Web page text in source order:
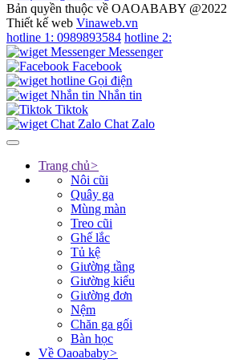
Bản quyền thuộc về OAOABABY @2022
Thiết kế web Vinaweb.vn
hotline 1: 0989893584 hotline 2:
Messenger
Facebook
Gọi điện
Nhắn tin
Tiktok
Chat Zalo
Trang chủ>
Nôi cũi
Quây ga
Mùng màn
Treo cũi
Ghế lắc
Tủ kệ
Giường tầng
Giường kiểu
Giường đơn
Nệm
Chăn ga gối
Bàn học
Về Oaoababy>